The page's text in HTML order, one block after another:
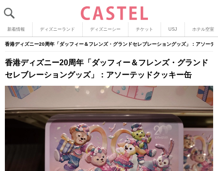
新着情報 ディズニーランド ディズニーシー チケット USJ ホテル空室
香港ディズニー20周年「ダッフィー＆フレンズ・グランドセレブレーショングッズ」：アソーテ
香港ディズニー20周年「ダッフィー＆フレンズ・グランド
セレブレーショングッズ」：アソーテッドクッキー缶